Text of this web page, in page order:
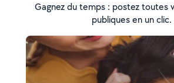
Gagnez du temps : postez toutes
publiques en un clic.